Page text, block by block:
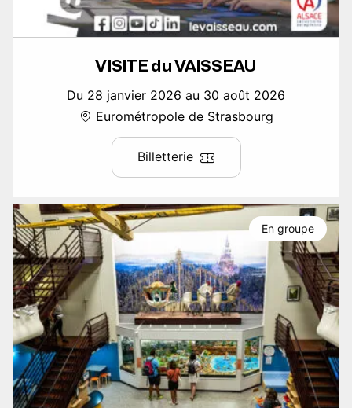
VISITE du VAISSEAU
Du 28 janvier 2026 au 30 août 2026
Eurométropole de Strasbourg
Billetterie
En groupe